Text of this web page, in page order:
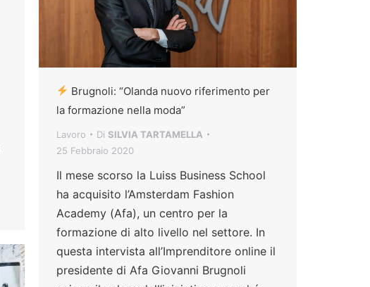
Brugnoli: “Olanda nuovo riferimento per
la formazione nella moda”
Lavoro Di SILVIA TARTAMELLA
25 Febbraio 2020
Il mese scorso la Luiss Business School
ha acquisito l’Amsterdam Fashion
Academy (Afa), un centro per la
formazione di alto livello nel settore. In
questa intervista all’Imprenditore online il
presidente di Afa Giovanni Brugnoli